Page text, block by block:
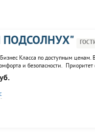
ПОДСОЛНУХ"
Класса по доступным
и безопасности.